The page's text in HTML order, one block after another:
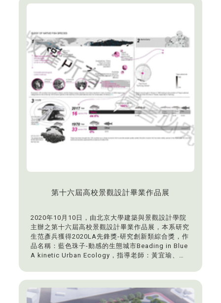
第十六屆高校景觀設計畢業作品展
2020年10月10日，由北京大學建築與景觀設計學院
主辦之第十六屆高校景觀設計畢業作品展，本系研究
生范彥兵獲得2020LA先鋒獎-研究創新類綜合獎，作
品名稱：藍色珠子-動感的生態城市Beading in Blue
A kinetic Urban Ecology，指導老師：黃宜瑜、莊
件，只有16件作品出線，且台灣只有本系參賽，能脫